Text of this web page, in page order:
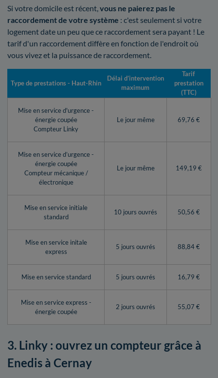
Si votre domicile est récent,vous ne paierez pas le
raccordement de votre système : c'est seulement si votre
logement date un peu que ce raccordement sera payant ! Le
tarif d'un raccordement diffère en fonction de l'endroit où
vous vivez et la puissance de raccordement.
Type de prestations - Haut-Rhin
Délai d’intervention
maximum
Tarif
prestation
(TTC)
Mise en service d'urgence -
énergie coupée
Compteur Linky
Le jour même 69,76 €
Mise en service d’urgence -
énergie coupée
Compteur mécanique /
électronique
Le jour même 149,19 €
Mise en service initiale
standard
10 jours ouvrés 50,56 €
Mise en service initale
express
5 jours ouvrés 88,84 €
Mise en service standard 5 jours ouvrés 16,79 €
Mise en service express -
énergie coupée
2 jours ouvrés 55,07 €
3. Linky : ouvrez un compteur grâce à
Enedis à Cernay